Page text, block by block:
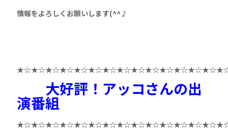
情報をよろしくお願いします(^^♪
大好評！アッコさんの出
演番組